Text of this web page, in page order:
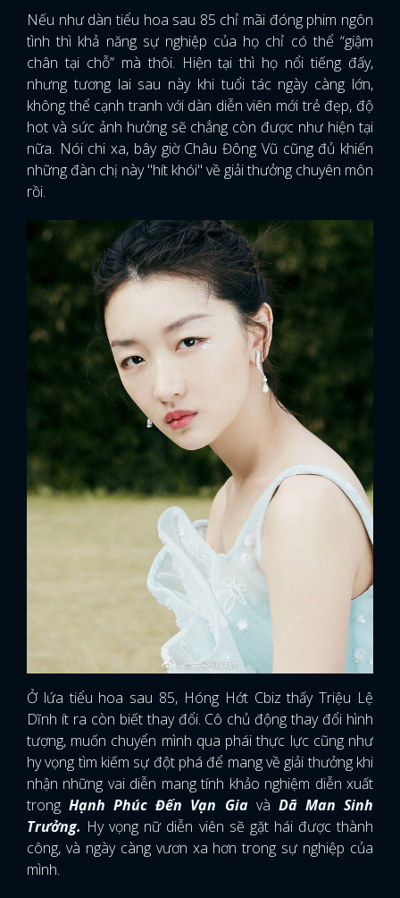
Nếu như dàn tiểu hoa sau 85 chỉ mãi đóng phim ngôn
tình thì khả năng sự nghiệp của họ chỉ có thể “giậm
chân tại chỗ” mà thôi. Hiện tại thì họ nổi tiếng đấy,
nhưng tương lai sau này khi tuổi tác ngày càng lớn,
không thể cạnh tranh với dàn diễn viên mới trẻ đẹp, độ
hot và sức ảnh hưởng sẽ chẳng còn được như hiện tại
nữa. Nói chi xa, bây giờ Châu Đông Vũ cũng đủ khiến
những đàn chị này "hít khói" về giải thưởng chuyên môn
rồi.
Ở lứa tiểu hoa sau 85, Hóng Hớt Cbiz thấy Triệu Lệ
Dĩnh ít ra còn biết thay đổi. Cô chủ động thay đổi hình
tượng, muốn chuyển mình qua phái thực lực cũng như
hy vọng tìm kiếm sự đột phá để mang về giải thưởng khi
nhận những vai diễn mang tính khảo nghiệm diễn xuất
trong Hạnh Phúc Đến Vạn Gia và Dã Man Sinh
Trưởng. Hy vọng nữ diễn viên sẽ gặt hái được thành
công, và ngày càng vươn xa hơn trong sự nghiệp của
mình.